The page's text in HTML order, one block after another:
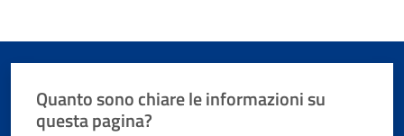
Quanto sono chiare le informazioni su
questa pagina?